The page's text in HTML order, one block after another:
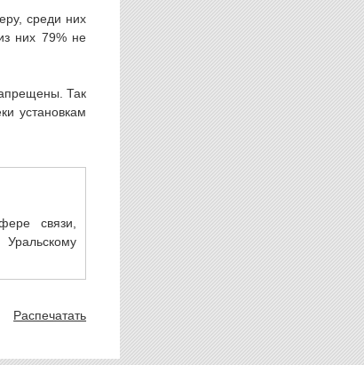
среди них
них 79% не
Так
установкам
связи,
Распечатать